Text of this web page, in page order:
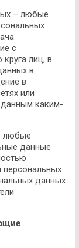
– любые
с
лиц, в
в
в
или
данным каким-
любые
данные
персональных
данных